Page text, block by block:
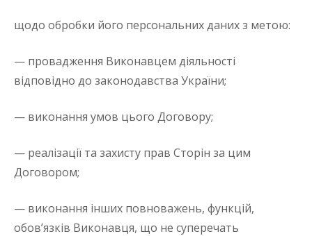
щодо обробки його персональних даних з метою:
— провадження Виконавцем діяльності
відповідно до законодавства України;
— виконання умов цього Договору;
— реалізації та захисту прав Сторін за цим
Договором;
— виконання інших повноважень, функцій,
обов’язків Виконавця, що не суперечать